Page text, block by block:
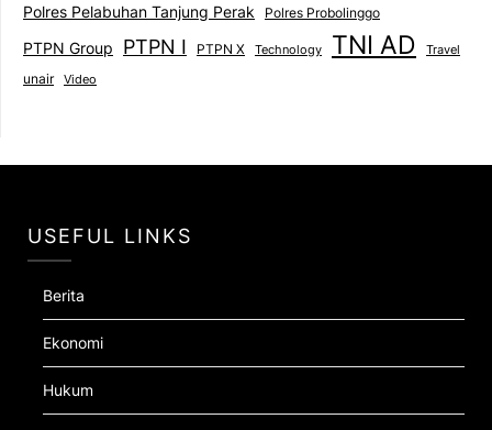
Polres Pelabuhan Tanjung Perak Polres Probolinggo
PTPN Group PTPN I PTPN X Technology TNI AD Travel
unair Video
USEFUL LINKS
Berita
Ekonomi
Hukum